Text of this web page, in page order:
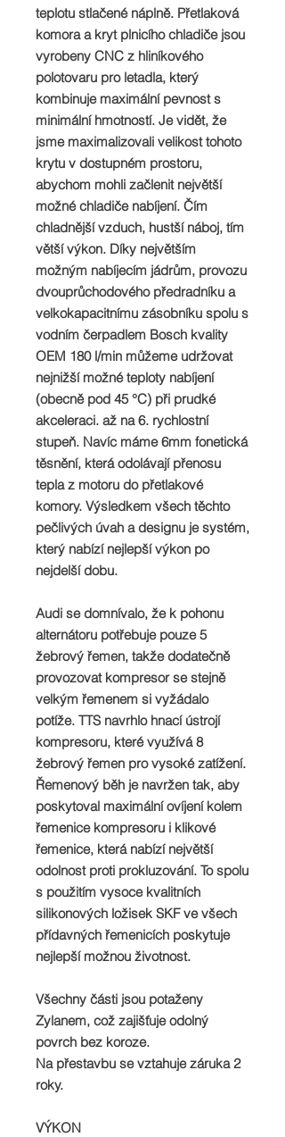
teplotu stlačené náplně. Přetlaková
komora a kryt plnicího chladiče jsou
vyrobeny CNC z hliníkového
polotovaru pro letadla, který
kombinuje maximální pevnost s
minimální hmotností. Je vidět, že
jsme maximalizovali velikost tohoto
krytu v dostupném prostoru,
abychom mohli začlenit největší
možné chladiče nabíjení. Čím
chladnější vzduch, hustší náboj, tím
větší výkon. Díky největším
možným nabíjecím jádrům, provozu
dvouprůchodového předradníku a
velkokapacitnímu zásobníku spolu s
vodním čerpadlem Bosch kvality
OEM 180 l/min můžeme udržovat
nejnižší možné teploty nabíjení
(obecně pod 45 °C) při prudké
akceleraci. až na 6. rychlostní
stupeň. Navíc máme 6mm fonetická
těsnění, která odolávají přenosu
tepla z motoru do přetlakové
komory. Výsledkem všech těchto
pečlivých úvah a designu je systém,
který nabízí nejlepší výkon po
nejdelší dobu.
Audi se domnívalo, že k pohonu
alternátoru potřebuje pouze 5
žebrový řemen, takže dodatečně
provozovat kompresor se stejně
velkým řemenem si vyžádalo
potíže. TTS navrhlo hnací ústrojí
kompresoru, které využívá 8
žebrový řemen pro vysoké zatížení.
Řemenový běh je navržen tak, aby
poskytoval maximální ovíjení kolem
řemenice kompresoru i klikové
řemenice, která nabízí největší
odolnost proti prokluzování. To spolu
s použitím vysoce kvalitních
silikonových ložisek SKF ve všech
přídavných řemenicích poskytuje
nejlepší možnou životnost.
Všechny části jsou potaženy
Zylanem, což zajišťuje odolný
povrch bez koroze.
Na přestavbu se vztahuje záruka 2
roky.
VÝKON